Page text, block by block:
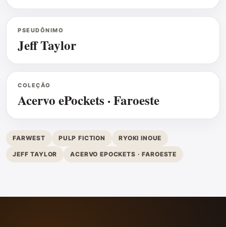
PSEUDÔNIMO
Jeff Taylor
COLEÇÃO
Acervo ePockets · Faroeste
FARWEST PULP FICTION RYOKI INOUE
JEFF TAYLOR ACERVO EPOCKETS · FAROESTE